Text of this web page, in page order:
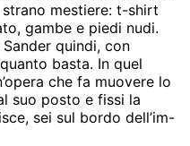
mestiere: t-shirt
gambe e piedi nudi.
quindi, con
basta. In quel
che fa muovere lo
suo posto e fissi la
sei sul bordo dell’im-